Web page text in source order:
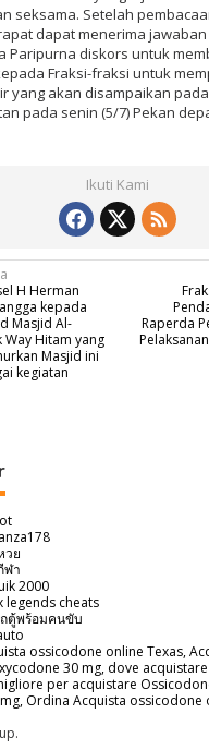
seksama. Setelah
dapat menerima
Paripurna diskors untuk
Fraksi-fraksi untuk
yang akan disampaikan
pada senin (5/7) Pekan
Ikuti Kami
H Herman
kepada
Masjid Al-
Hitam yang
Masjid ini
kegiatan
Raperda
วย
ฬา
2000
legends cheats
ถตู้พร้อมคนขับ
ossicodone online Texas,
30 mg, dove
per acquistare
Ordina Acquista ossicodone